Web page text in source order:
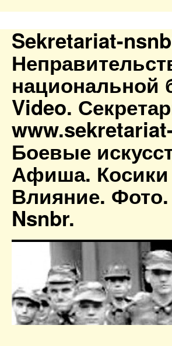
Sekretariat-
национальной
Video.
Боевые
Афиша. Косики
Влияние.
Nsnbr.